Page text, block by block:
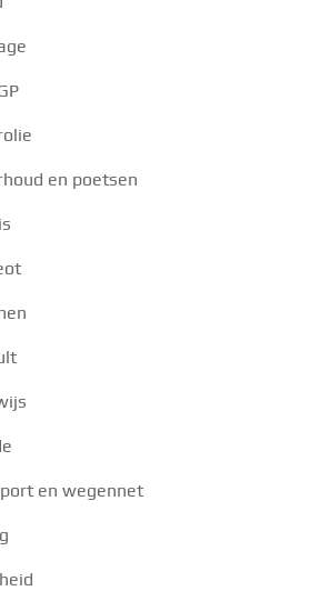
en poetsen
en wegennet